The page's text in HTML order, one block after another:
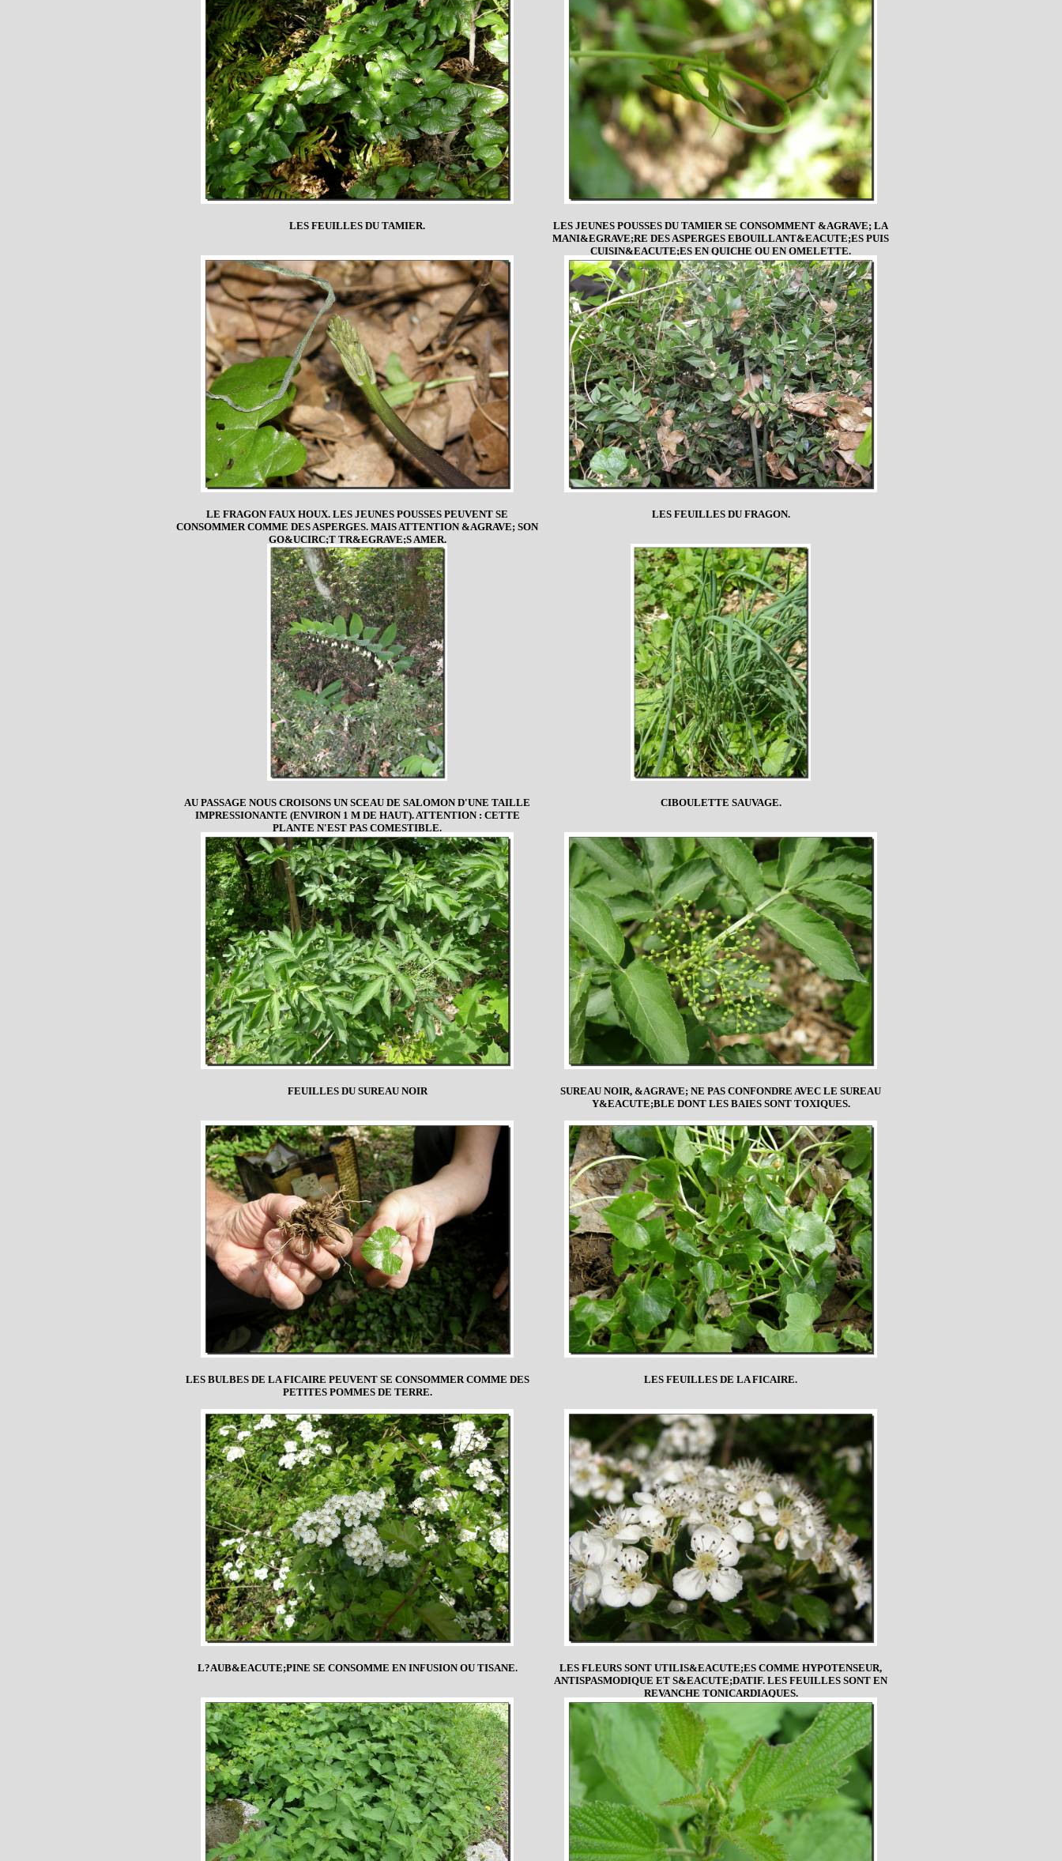
LES FEUILLES DU TAMIER.
LES JEUNES POUSSES DU TAMIER SE CONSOMMENT &AGRAVE; LA
MANI&EGRAVE;RE DES ASPERGES EBOUILLANT&EACUTE;ES PUIS
CUISIN&EACUTE;ES EN QUICHE OU EN OMELETTE.
LE FRAGON FAUX HOUX. LES JEUNES POUSSES PEUVENT SE
CONSOMMER COMME DES ASPERGES. MAIS ATTENTION &AGRAVE; SON
GO&UCIRC;T TR&EGRAVE;S AMER.
LES FEUILLES DU FRAGON.
AU PASSAGE NOUS CROISONS UN SCEAU DE SALOMON D'UNE TAILLE
IMPRESSIONANTE (ENVIRON 1 M DE HAUT). ATTENTION : CETTE
PLANTE N'EST PAS COMESTIBLE.
CIBOULETTE SAUVAGE.
FEUILLES DU SUREAU NOIR
SUREAU NOIR, &AGRAVE; NE PAS CONFONDRE AVEC LE SUREAU
Y&EACUTE;BLE DONT LES BAIES SONT TOXIQUES.
LES BULBES DE LA FICAIRE PEUVENT SE CONSOMMER COMME DES
PETITES POMMES DE TERRE.
LES FEUILLES DE LA FICAIRE.
L?AUB&EACUTE;PINE SE CONSOMME EN INFUSION OU TISANE.
LES FLEURS SONT UTILIS&EACUTE;ES COMME HYPOTENSEUR,
ANTISPASMODIQUE ET S&EACUTE;DATIF. LES FEUILLES SONT EN
REVANCHE TONICARDIAQUES.